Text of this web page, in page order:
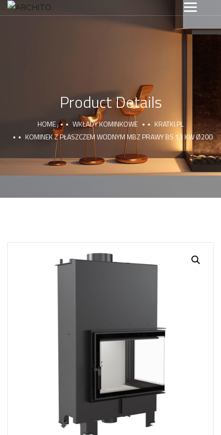
Product Details
HOME WKŁADY KOMINKOWE
KRATKI.PL
KOMINEK Z PŁASZCZEM WODNYM MBZ PRAWY BS 13 KW Ø200